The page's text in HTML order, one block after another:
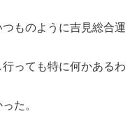
ものように吉見総合運
っても特に何かあるわ
た。